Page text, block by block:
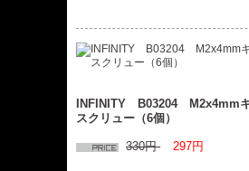
INFINITY B03204 M2x4mm
スクリュー（6個）
330円 297円